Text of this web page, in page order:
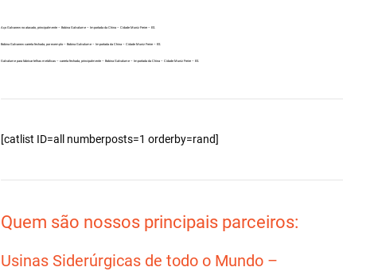
Aço Galvanew no atacado, principalmente – Bobina Galvalume – Importada da China – Cidade Muniz Freire – ES.
Bobina Galvanew carreta fechada, por exemplo – Bobina Galvalume – Importada da China – Cidade Muniz Freire – ES.
Galvalume para fabricar telhas metálicas – carreta fechada, principalmente – Bobina Galvalume – Importada da China – Cidade Muniz Freire – ES.
[catlist ID=all numberposts=1 orderby=rand]
Quem são nossos principais parceiros:
Usinas Siderúrgicas de todo o Mundo –